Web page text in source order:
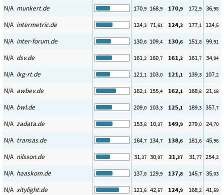
N/A munkert.de 170,9 168,9 170,9 172,9 36,95
N/A intermetric.de 124,3 71,61 124,3 177,1 124,5
N/A inter-forum.de 130,6 109,4 130,6 151,8 99,91
N/A dsv.de 161,2 160,7 161,2 161,7 34,94
N/A ikg-rt.de 121,1 103,0 121,1 139,3 107,2
N/A awbev.de 162,1 155,4 162,1 168,8 21,18
N/A bwl.de 209,0 103,3 125,1 189,3 357,7
N/A zadata.de 153,8 10,37 149,9 279,0 24,70
N/A transas.de 164,7 134,7 138,6 181,6 45,96
N/A nilsson.de 31,37 30,97 31,37 31,77 254,2
N/A haaskom.de 137,8 129,9 137,8 145,7 35,03
N/A xitylight.de 121,6 42,57 124,9 168,2 41,59